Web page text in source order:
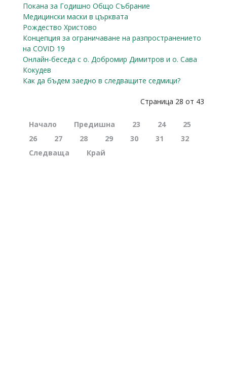
Покана за Годишно Общо Събрание
Медицински маски в църквата
Рождество Христово
Концепция за ограничаване на разпространението
на COVID 19
Онлайн-беседа с о. Добромир Димитров и о. Сава
Кокудев
Как да бъдем заедно в следващите седмици?
Страница 28 от 43
Начало Предишна 23 24
25
26
27 28 29 30 31
32
Следваща
Край